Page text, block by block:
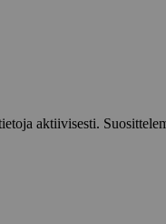
aktiivisesti.